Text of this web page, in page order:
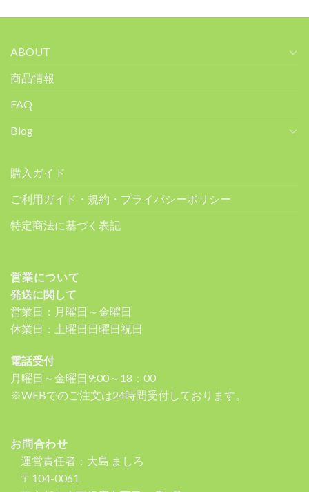
ABOUT
商品情報
FAQ
Blog
購入ガイド
ご利用ガイド・規約・プライバシーポリシー
特定商法に基づく表記
営業について
発送に関して
営業日：月曜日～金曜日
休業日：土曜日日曜日祝日
電話受付
月曜日～金曜日9:00～18：00
※WEBでのご注文は24時間受付しております。
お問合わせ
運営責任者：大島 ましろ
〒104-0061